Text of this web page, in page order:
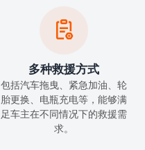

多种救援方式
包括汽车拖曳、紧急加油、轮
胎更换、电瓶充电等，能够满
足车主在不同情况下的救援需
求。